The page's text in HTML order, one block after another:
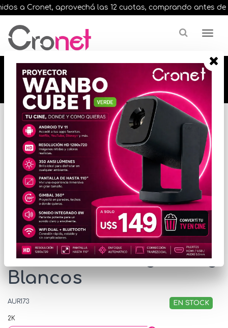
a Cronet, aprovechá las 12 cuotas, comprando antes de
🔥🔥🔥 12 cuotas, en todos nuestros artículos,
comprando antes de las 13 hrs. envíos en el
día 🔥🔥🔥
Inicio AUDIO AURICULARES / VINCHAS
* Las imágenes se exhiben con fines ilustrativos.
Auriculares Inkax
Intraaurales Lightning
Blancos
AUR173 EN STOCK
2K